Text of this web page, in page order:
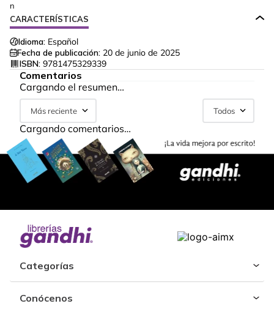
n
CARACTERÍSTICAS
Idioma: Español
Fecha de publicación: 20 de junio de 2025
ISBN: 9781475329339
Comentarios
Cargando el resumen…
Más reciente Todos
Cargando comentarios…
Categorías
Conócenos